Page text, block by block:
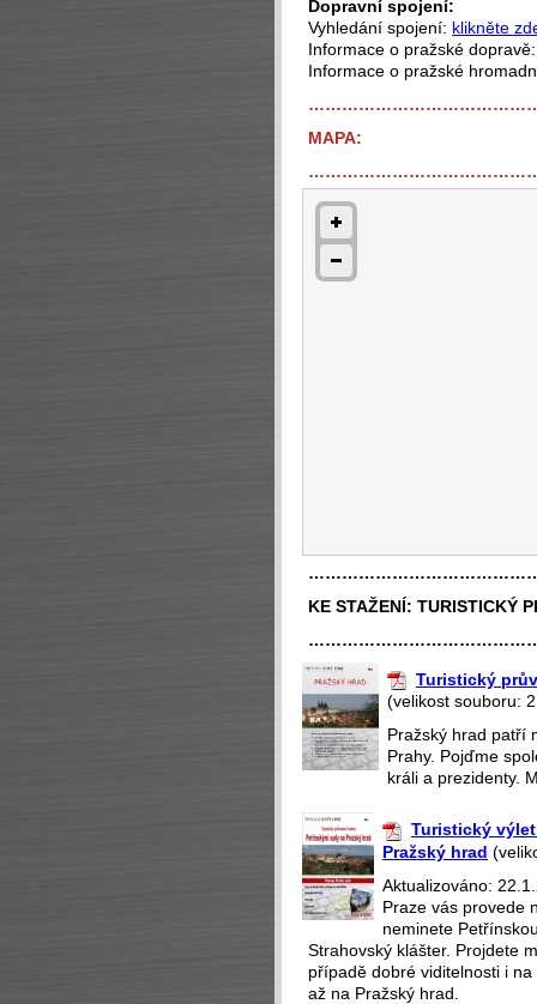
Dopravní spojení:
Vyhledání spojení: klikněte
Informace o pražské
Informace o pražské
MAPA:
KE STAŽENÍ: TURISTICKÝ
Turistický
(velikost souboru:
Pražský hrad patří
Prahy. Pojďme
králi a prezidenty.
Turistický
Pražský hrad
Aktualizováno:
Praze vás provede
neminete
Strahovský klášter. Projdete
případě dobré viditelnosti i
až na Pražský hrad.